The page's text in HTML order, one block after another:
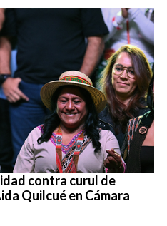
contra curul de
Quilcué en Cámara